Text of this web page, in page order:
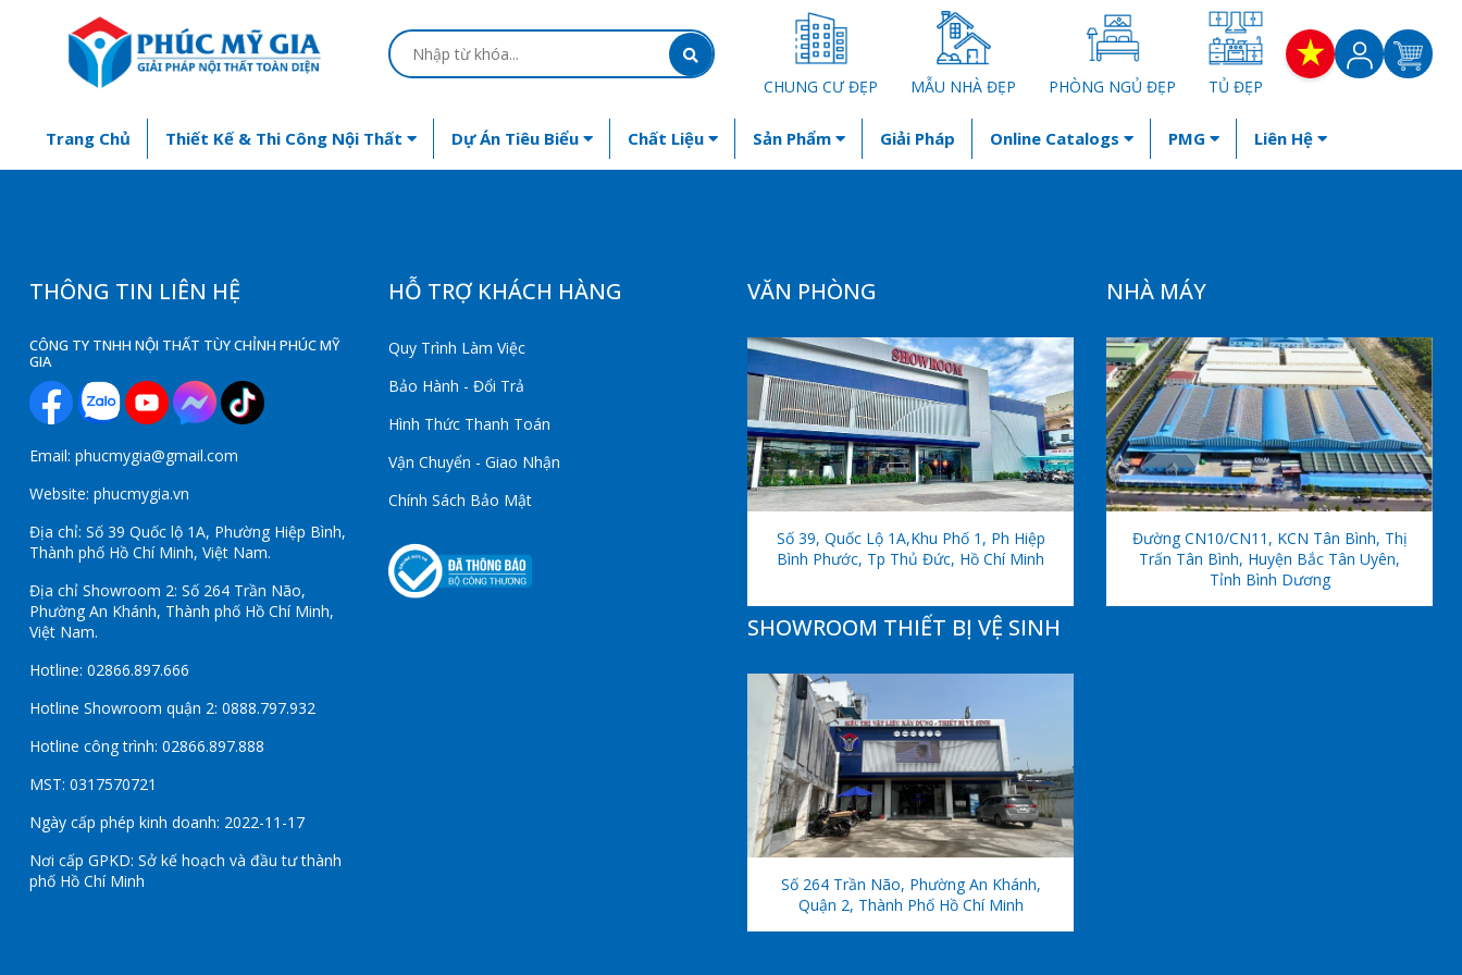
CHUNG CƯ ĐẸP MẪU NHÀ ĐẸP PHÒNG NGỦ ĐẸP TỦ ĐẸP
Trang Chủ Thiết Kế & Thi Công Nội Thất Dự Án Tiêu Biểu Chất Liệu Sản Phẩm Giải Pháp Online Catalogs PMG Liên Hệ
THÔNG TIN LIÊN HỆ
CÔNG TY TNHH NỘI THẤT TÙY CHỈNH PHÚC MỸ
GIA
Email: phucmygia@gmail.com
Website: phucmygia.vn
Địa chỉ: Số 39 Quốc lộ 1A, Phường Hiệp Bình,
Thành phố Hồ Chí Minh, Việt Nam.
Địa chỉ Showroom 2: Số 264 Trần Não,
Phường An Khánh, Thành phố Hồ Chí Minh,
Việt Nam.
Hotline: 02866.897.666
Hotline Showroom quận 2: 0888.797.932
Hotline công trình: 02866.897.888
MST: 0317570721
Ngày cấp phép kinh doanh: 2022-11-17
Nơi cấp GPKD: Sở kế hoạch và đầu tư thành
phố Hồ Chí Minh
HỖ TRỢ KHÁCH HÀNG
Quy Trình Làm Việc
Bảo Hành - Đổi Trả
Hình Thức Thanh Toán
Vận Chuyển - Giao Nhận
Chính Sách Bảo Mật
VĂN PHÒNG
Số 39, Quốc Lộ 1A,khu Phố 1, Ph Hiệp
Bình Phước, Tp Thủ Đức, Hồ Chí Minh
NHÀ MÁY
Đường CN10/CN11, KCN Tân Bình, Thị
Trấn Tân Bình, Huyện Bắc Tân Uyên,
Tỉnh Bình Dương
SHOWROOM THIẾT BỊ VỆ SINH
Số 264 Trần Não, Phường An Khánh,
Quận 2, Thành Phố Hồ Chí Minh